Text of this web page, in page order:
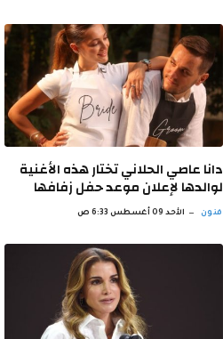
دانا عاصي الحلاني تختار هذه الأغنية
لوالدها لإعلان موعد حفل زفافها
فنون الأحد 09 أغسطس 6:33 ص